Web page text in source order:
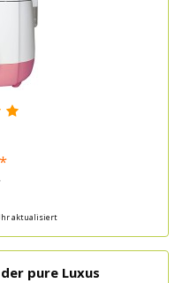
aktualisiert
pure Luxus